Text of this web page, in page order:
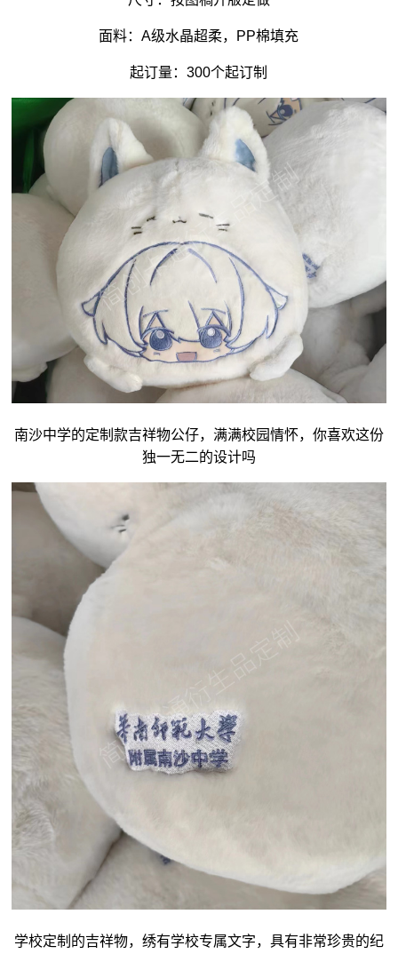
面料：A级水晶超柔，PP棉填充
起订量：300个起订制
南沙中学的定制款吉祥物公仔，满满校园情怀，你喜欢这份
独一无二的设计吗
学校定制的吉祥物，绣有学校专属文字，具有非常珍贵的纪